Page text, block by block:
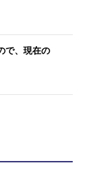
で、現在の